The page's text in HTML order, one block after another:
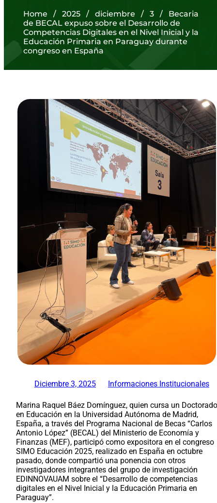
Home / 2025 / diciembre / 3 /
Becaria
de BECAL expuso sobre el Desarrollo de
Competencias Digitales en el Nivel Inicial y la
Educación Primaria en Paraguay durante
congreso en España
Diciembre 3, 2025 Informaciones Institucionales
Marina Raquel Báez Domínguez, quien cursa un Doctorado
en Educación en la Universidad Autónoma de Madrid,
España, a través del Programa Nacional de Becas “Carlos
Antonio López” (BECAL) del Ministerio de Economía y
Finanzas (MEF), participó como expositora en el congreso
SIMO Educación 2025, realizado en España en octubre
pasado, donde compartió una ponencia con otros
investigadores integrantes del grupo de investigación
EDINNOVAUAM sobre el “Desarrollo de competencias
digitales en el Nivel Inicial y la Educación Primaria en
Paraguay”.